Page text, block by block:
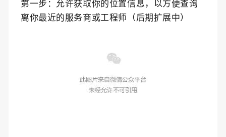
第一步： 允许获取你的位置信息，以方便查询
离你最近的服务商或工程师（后期扩展中）